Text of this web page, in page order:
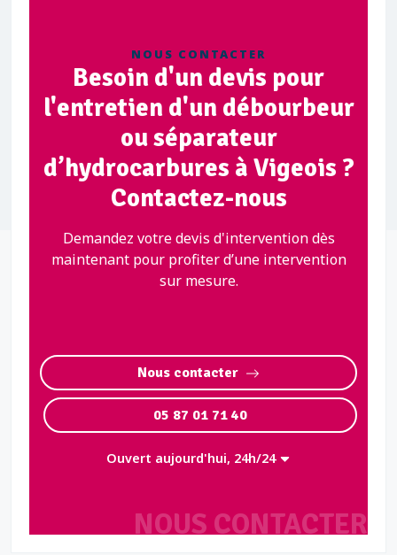
NOUS CONTACTER
NOUS CONTACTER
Besoin d'un devis pour
l'entretien d'un débourbeur
ou séparateur
d’hydrocarbures à Vigeois ?
Contactez-nous
Demandez votre devis d'intervention dès
maintenant pour profiter d’une intervention
sur mesure.
Nous contacter
05 87 01 71 40
Ouvert aujourd'hui, 24h/24